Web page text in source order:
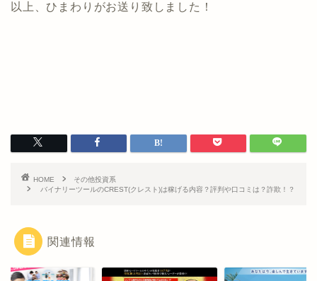
以上、ひまわりがお送り致しました！
HOME
その他投資系
バイナリーツールのCREST(クレスト)は稼げる内容？評判や口コミは？詐欺！？
関連情報